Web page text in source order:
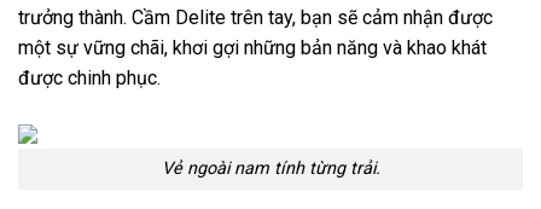
trưởng thành. Cầm Delite trên tay, bạn sẽ cảm nhận được
một sự vững chãi, khơi gợi những bản năng và khao khát
được chinh phục.
Vẻ ngoài nam tính từng trải.